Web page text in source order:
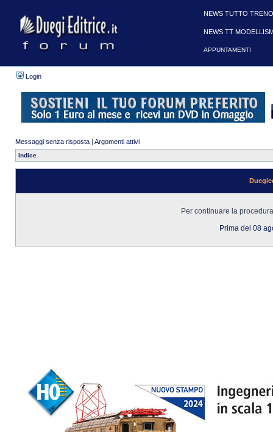
Login
Messaggi senza risposta | Argomenti attivi
Indice
Per continuare la
Prima del 08
NEWS TUTTO
NEWS TT
APPUNTAMENTI